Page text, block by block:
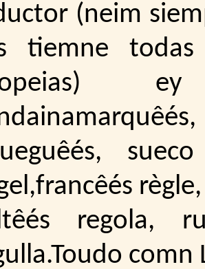
(neim
tiemne todas
regola,
comn